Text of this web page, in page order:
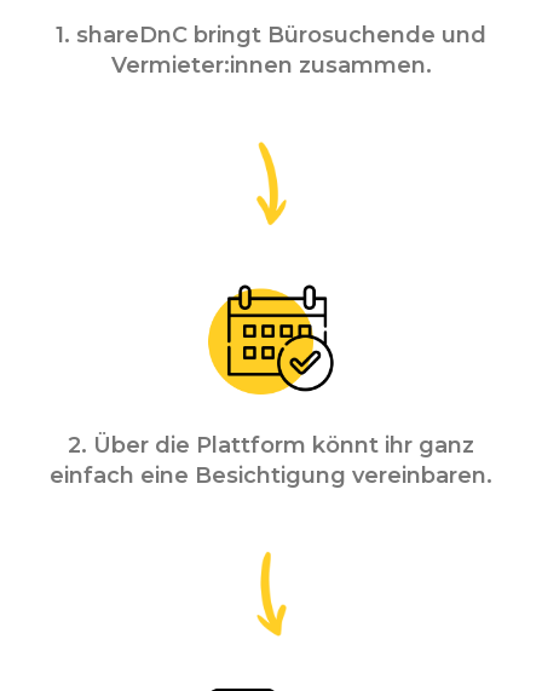
1. shareDnC bringt Bürosuchende und
Vermieter:innen zusammen.
2. Über die Plattform könnt ihr ganz
einfach eine Besichtigung vereinbaren.